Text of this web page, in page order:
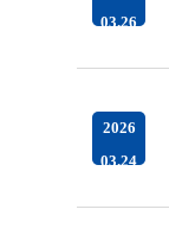
03.26
2026
03.24